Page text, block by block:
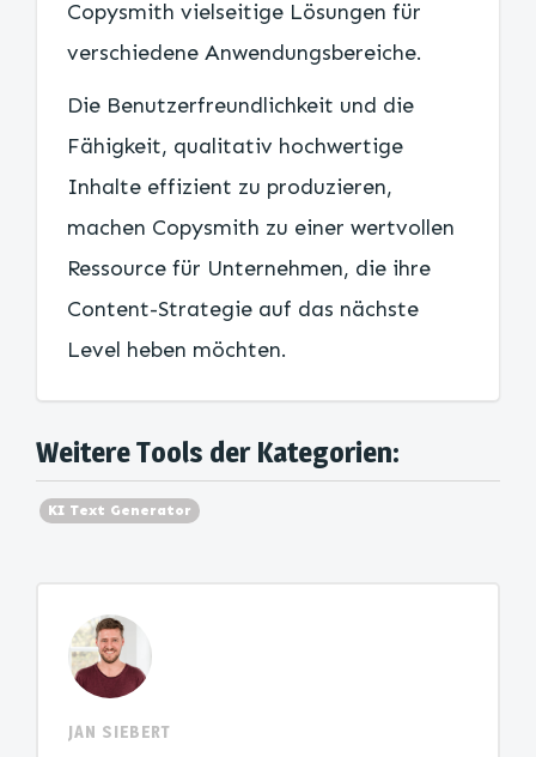
Copysmith vielseitige Lösungen für
verschiedene Anwendungsbereiche.
Die Benutzerfreundlichkeit und die
Fähigkeit, qualitativ hochwertige
Inhalte effizient zu produzieren,
machen Copysmith zu einer wertvollen
Ressource für Unternehmen, die ihre
Content-Strategie auf das nächste
Level heben möchten.
Weitere Tools der Kategorien:
KI Text Generator
JAN SIEBERT